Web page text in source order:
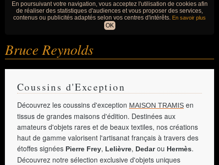
En poursuivant votre navigation, vous acceptez l'utilisation de cookies afin
de réaliser des statistiques d'audiences et vous proposer des services,
contenus ou publicités adaptés selon vos centres d'intérêts. En savoir plus
OK
Bruce Reynolds
Coussins d'Exception
Découvrez les coussins d'exception MAISON TRAMIS en
tissus de grandes maisons d'édition. Destinées aux
amateurs d'objets rares et de beaux textiles, nos créations
haut de gamme valorisent l'artisanat français à travers des
étoffes signées Pierre Frey, Lelièvre, Dedarou Hermès.
Découvrez notre sélection exclusive d'objets uniques